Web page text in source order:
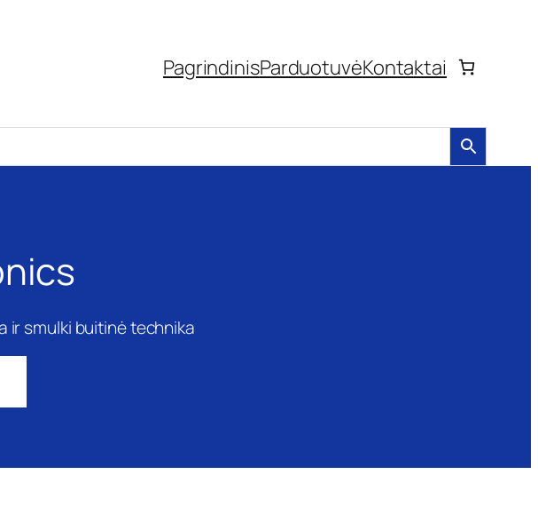
PagrindinisParduotuvėKontaktai
ir smulki buitinė technika